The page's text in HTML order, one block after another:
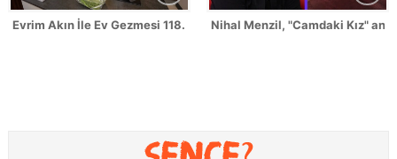
Evrim Akın İle Ev Gezmesi 118. Bölüm FragmanıNihal Menzil, "Camdaki Kız"